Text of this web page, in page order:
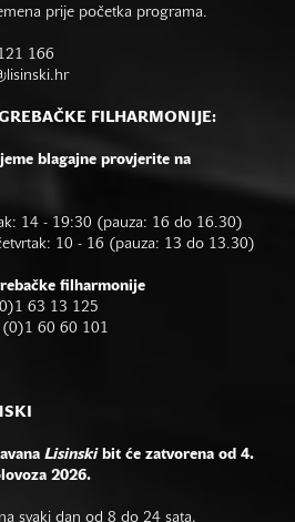
prije početka programa.
166
FILHARMONIJE:
blagajne provjerite na
14 - 19:30 (pauza: 16 do 16.30)
10 - 16 (pauza: 13 do 13.30)
filharmonije
63 13 125
(0)1 60 60 101
Lisinskibit će zatvorena od 4.
2026.
svaki dan od 8 do 24 sata,